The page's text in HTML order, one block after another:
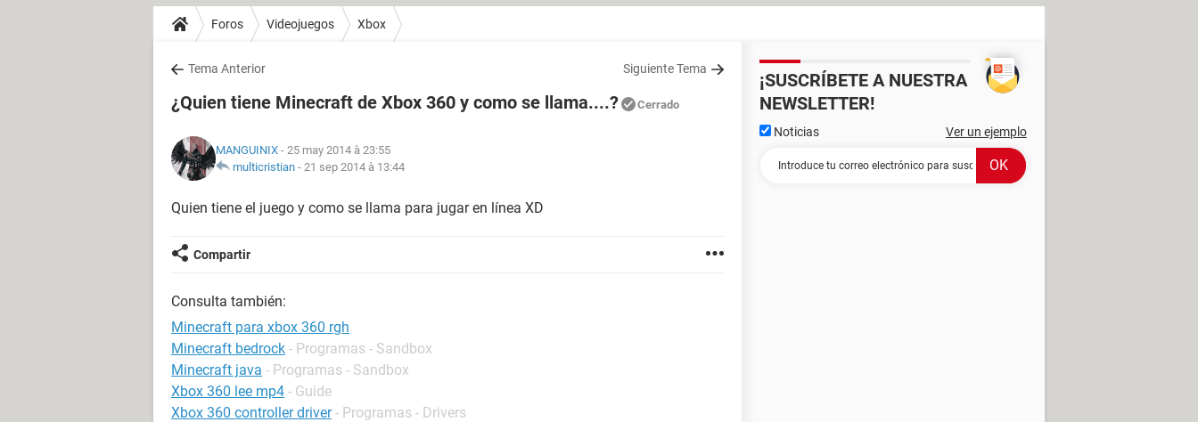
Foros Videojuegos Xbox
Tema Anterior Siguiente Tema
¿Quien tiene Minecraft de Xbox 360 y como se llama....? Cerrado
MANGUINIX - 25 may 2014 à 23:55
multicristian - 21 sep 2014 à 13:44
Quien tiene el juego y como se llama para jugar en línea XD
Compartir
Consulta también:
Minecraft para xbox 360 rgh
Minecraft bedrock - Programas - Sandbox
Minecraft java - Programas - Sandbox
Xbox 360 lee mp4 - Guide
Xbox 360 controller driver - Programas - Drivers
¡SUSCRÍBETE A NUESTRA
NEWSLETTER!
Noticias Ver un ejemplo